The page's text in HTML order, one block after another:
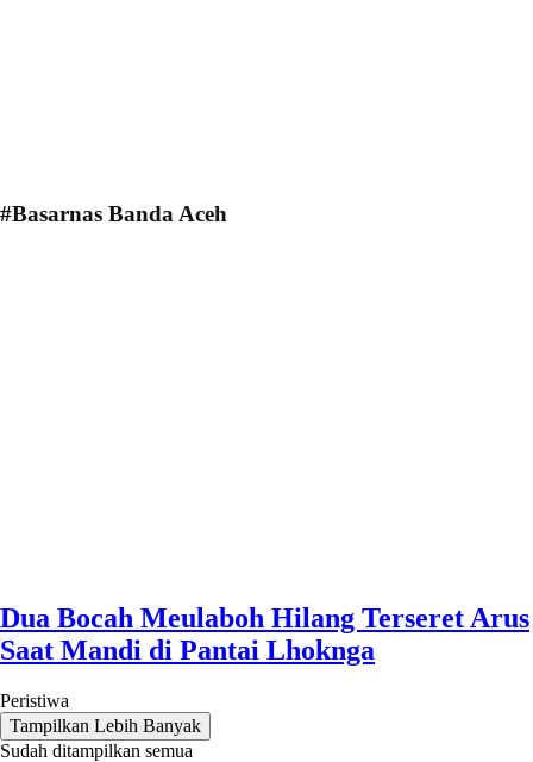
#Basarnas Banda Aceh
Dua Bocah Meulaboh Hilang Terseret Arus
Saat Mandi di Pantai Lhoknga
Peristiwa
Tampilkan Lebih Banyak
Sudah ditampilkan semua